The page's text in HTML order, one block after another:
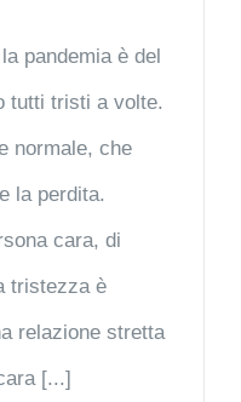
pandemia è del
tutti tristi a volte.
normale, che
la perdita.
cara, di
tristezza è
relazione stretta
[...]